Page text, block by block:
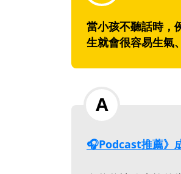
當小孩不聽話時，
生就會很容易生氣
🎧Podcast推薦》